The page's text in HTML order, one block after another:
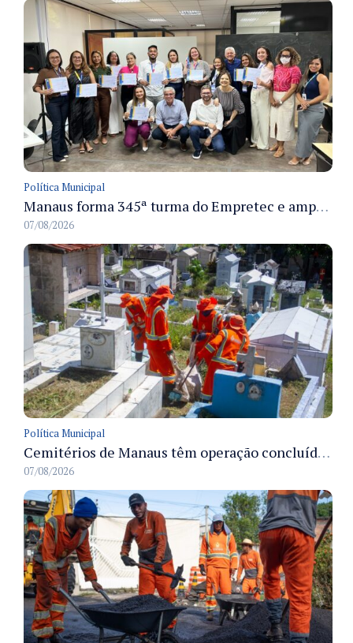
Política Municipal
Manaus forma 345ª turma do Empretec e amplia qualificação de empreendedores na cidade
07/08/2026
Política Municipal
Cemitérios de Manaus têm operação concluída e estrutura pronta para receber famílias no Dia dos Pais
07/08/2026